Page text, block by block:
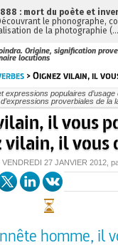
Origine, signification
locutions
> Oignez vilain, il
expressions populaires d’usage
proverbiales de la
il vous
vilain, il vous
VENDREDI 27 JANVIER 2012 ,
homme, il
: mort du poète et
le phonographe,
de la photographie